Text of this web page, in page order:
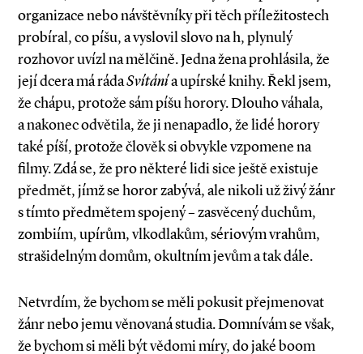
organizace nebo návštěvníky při těch příležitostech
probíral, co píšu, a vyslovil slovo na h, plynulý
rozhovor uvízl na mělčině. Jedna žena prohlásila, že
její dcera má rádaSvítánía upírské knihy. Řekl jsem,
že chápu, protože sám píšu horory. Dlouho váhala,
a nakonec odvětila, že ji nenapadlo, že lidé horory
také píší, protože člověk si obvykle vzpomene na
filmy. Zdá se, že pro některé lidi sice ještě existuje
předmět, jímž se horor zabývá, ale nikoli už živý žánr
s tímto předmětem spojený – zasvěcený duchům,
zombiím, upírům, vlkodlakům, sério­vým vrahům,
strašidelným domům, okultním jevům a tak dále.
Netvrdím, že bychom se měli pokusit přejmenovat
žánr nebo jemu věnovaná studia. Domnívám se však,
že bychom si měli být vědomi míry, do jaké boom